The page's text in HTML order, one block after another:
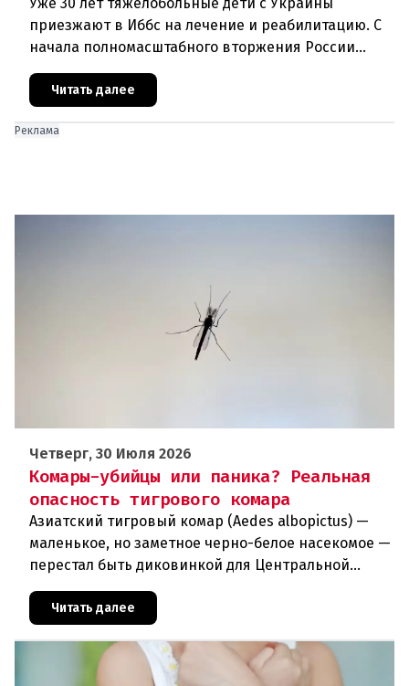
приезжают в Иббс на лечение и реабилитацию. С
начала полномасштабного вторжения России
доступной.Трагедия Чернобыля
Читать далее
Реклама
Четверг, 30 Июля 2026
Комары-убийцы или паника? Реальная
опасность тигрового комара
Азиатский тигровый комар (Aedes albopictus) —
маленькое, но заметное черно-белое насекомое —
перестал быть диковинкой для Центральной
обосновался в регионе и теперь
Читать далее